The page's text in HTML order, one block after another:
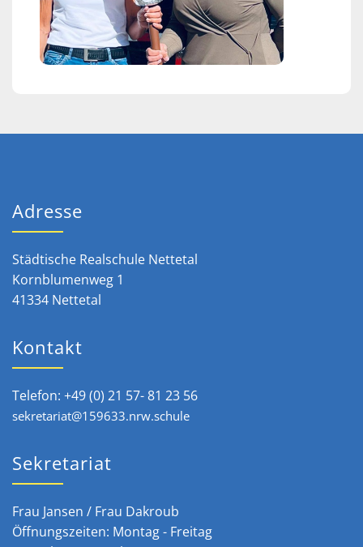
Adresse
Städtische Realschule Nettetal
Kornblumenweg 1
41334 Nettetal
Kontakt
Telefon: +49 (0) 21 57- 81 23 56
sekretariat@159633.nrw.schule
Sekretariat
Frau Jansen / Frau Dakroub
Öffnungszeiten: Montag - Freitag